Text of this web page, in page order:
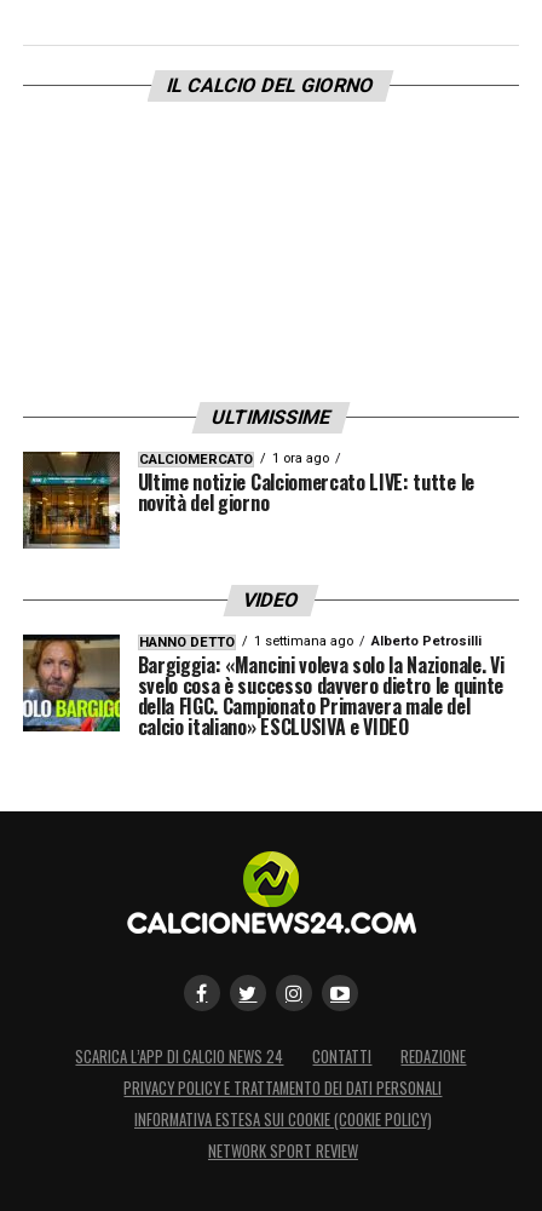
una partita a eliminazione ed entrambe le
squadre vogliono vincere. Dobbiamo avere
IL CALCIO DEL GIORNO
ULTIMISSIME
CALCIOMERCATO 1 ora ago
Ultime notizie Calciomercato LIVE: tutte le
novità del giorno
VIDEO
HANNO DETTO 1 settimana ago Alberto Petrosilli
Bargiggia: «Mancini voleva solo la Nazionale. Vi
svelo cosa è successo davvero dietro le quinte
della FIGC. Campionato Primavera male del
calcio italiano» ESCLUSIVA e VIDEO
SCARICA L’APP DI CALCIO NEWS 24 CONTATTI
REDAZIONE
PRIVACY POLICY E TRATTAMENTO DEI DATI PERSONALI
INFORMATIVA ESTESA SUI COOKIE (COOKIE POLICY)
NETWORK SPORT REVIEW